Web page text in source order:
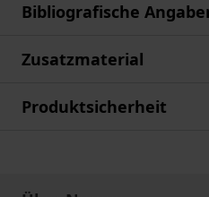
Bibliografische
Zusatzmaterial
Produktsicherheit